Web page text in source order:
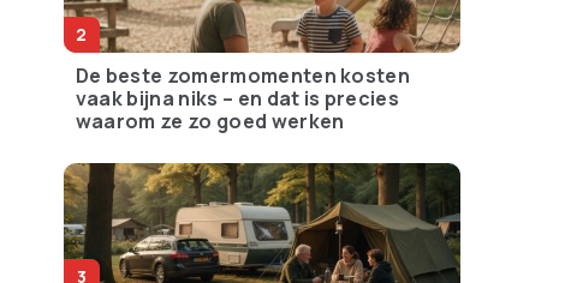
De beste zomermomenten kosten
vaak bijna niks – en dat is precies
waarom ze zo goed werken